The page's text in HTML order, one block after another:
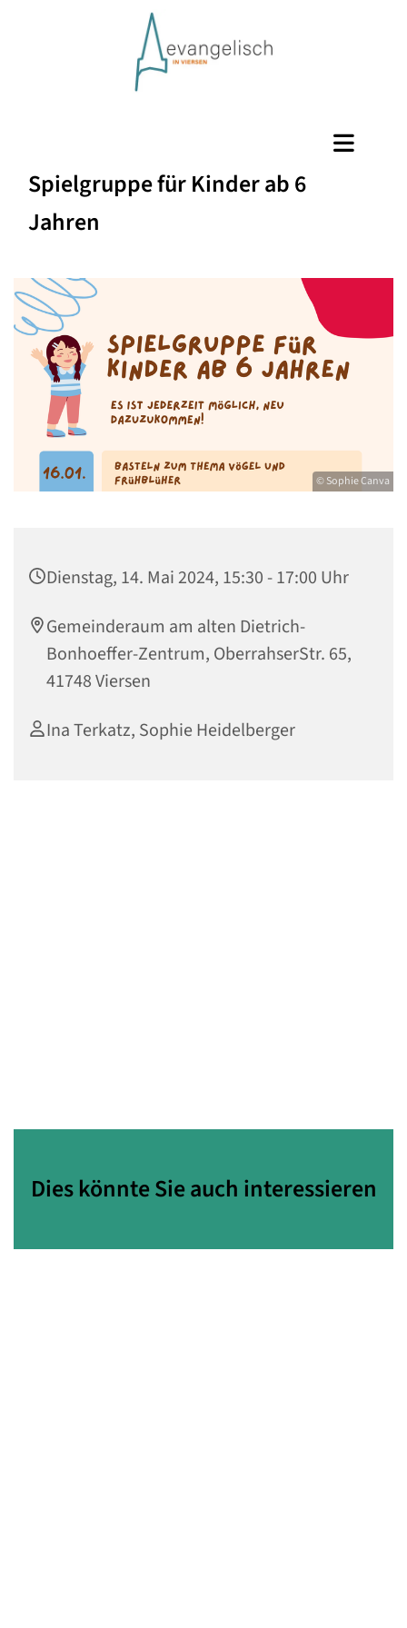
Spielgruppe für Kinder ab 6
Jahren
© Sophie Canva
Dienstag, 14. Mai 2024, 15:30 - 17:00 Uhr
Gemeinderaum am alten Dietrich-
Bonhoeffer-Zentrum, OberrahserStr. 65,
41748 Viersen
Ina Terkatz, Sophie Heidelberger
Dies könnte Sie auch interessieren